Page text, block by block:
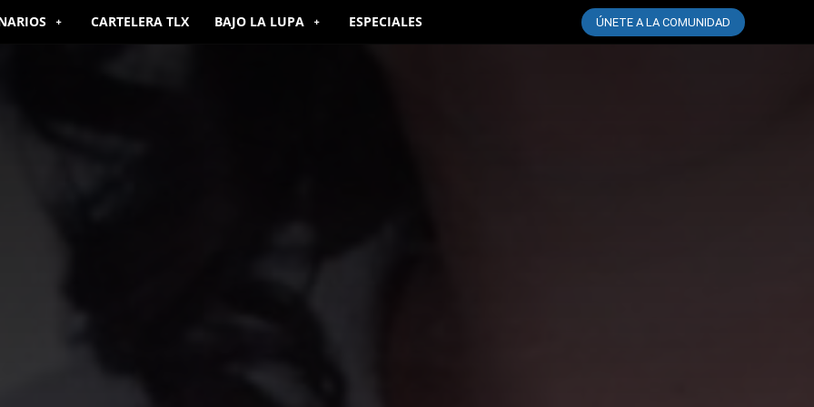
CARTELERA TLX BAJO LA LUPA ESPECIALES ÚNETE A LA COMUNIDAD